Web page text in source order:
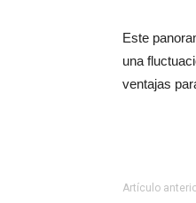
Este
una
ventajas
Artículo